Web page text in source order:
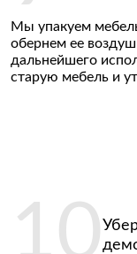
Мы упакуем
обернем ее
дальнейшего
старую мебель и